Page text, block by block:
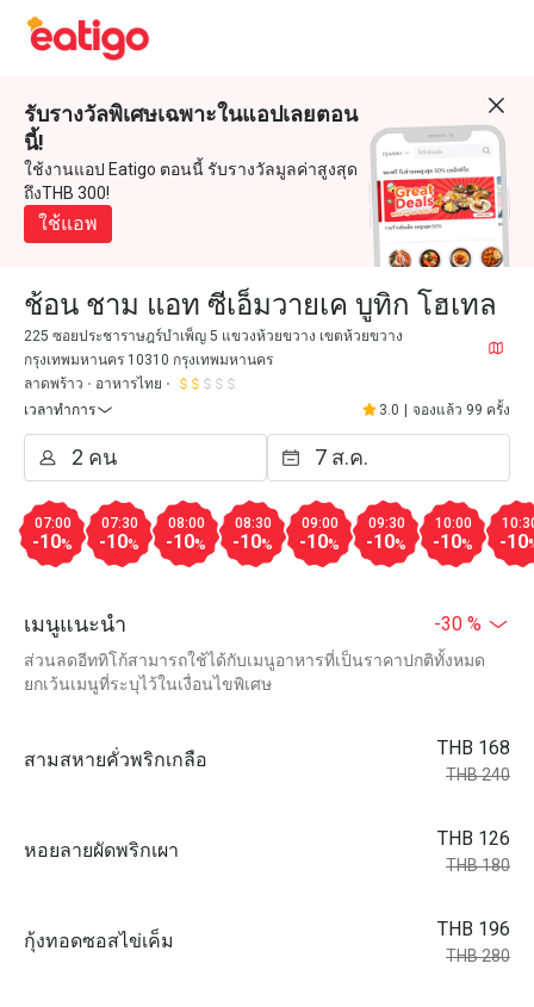
รับรางวัลพิเศษเฉพาะในแอปเลยตอน
นี้!
ใช้งานแอป Eatigo ตอนนี้ รับรางวัลมูลค่าสูงสุด
ถึงTHB 300!
ใช้แอพ
ช้อน ชาม แอท ซีเอ็มวายเค บูทิก โฮเทล
225 ซอยประชาราษฎร์บำเพ็ญ 5 แขวงห้วยขวาง เขตห้วยขวาง
กรุงเทพมหานคร 10310 กรุงเทพมหานคร
ลาดพร้าว
อาหารไทย
เวลาทำการ
3.0 จองแล้ว 99 ครั้ง
07:00
-10%
07:30
-10%
08:00
-10%
08:30
-10%
09:00
-10%
09:30
-10%
10:00
-10% -10
เมนูแนะนำ -30 %
ส่วนลดอีททิโก้สามารถใช้ได้กับเมนูอาหารที่เป็นราคาปกติทั้งหมด
ยกเว้นเมนูที่ระบุไว้ในเงื่อนไขพิเศษ
สามสหายคั่วพริกเกลือ
THB 168
THB 240
หอยลายผัดพริกเผา
THB 126
THB 180
กุ้งทอดซอสไข่เค็ม
THB 196
THB 280